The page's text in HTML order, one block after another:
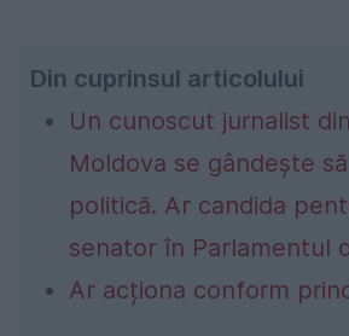
Din cuprinsul articolului
Un cunoscut jurnalist
Moldova se gândește
politică. Ar candida
senator în Parlamentul
Ar acționa conform